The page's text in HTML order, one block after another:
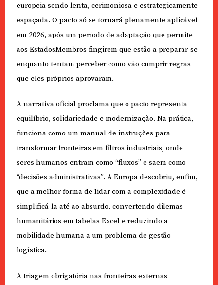
europeia sendo lenta, cerimoniosa e estrategicamente
espaçada. O pacto só se tornará plenamente aplicável
em 2026, após um período de adaptação que permite
aos EstadosMembros fingirem que estão a preparar-se
enquanto tentam perceber como vão cumprir regras
que eles próprios aprovaram.
A narrativa oficial proclama que o pacto representa
equilíbrio, solidariedade e modernização. Na prática,
funciona como um manual de instruções para
transformar fronteiras em filtros industriais, onde
seres humanos entram como “fluxos” e saem como
“decisões administrativas”. A Europa descobriu, enfim,
que a melhor forma de lidar com a complexidade é
simplificá-la até ao absurdo, convertendo dilemas
humanitários em tabelas Excel e reduzindo a
mobilidade humana a um problema de gestão
logística.
A triagem obrigatória nas fronteiras externas